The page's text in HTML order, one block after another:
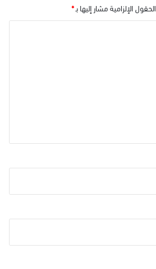
الحقول الإلزامية مشار إليها بـ*